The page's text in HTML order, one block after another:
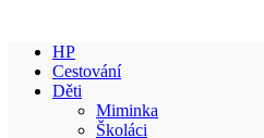
HP
Cestování
Děti
Miminka
Školáci